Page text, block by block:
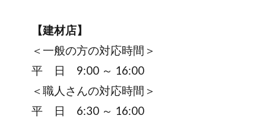
【建材店】
＜一般の方の対応時間＞
平 日 9:00 ～ 16:00
＜職人さんの対応時間＞
平 日 6:30 ～ 16:00